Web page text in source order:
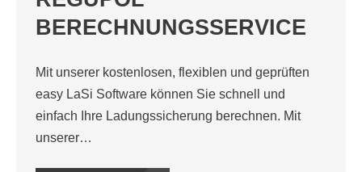
Unser kurzes und leicht verständliches Merkblatt
fungiert bei Verkehrskontrollen sozusagen als
sich…
mehr erfahren